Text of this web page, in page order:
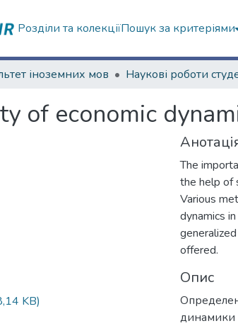
Розділи та колекціїПошук за критеріями
іноземних мов
of economic
KB)
The
the help of
Various
dynamics
offered.
Опис
динамики